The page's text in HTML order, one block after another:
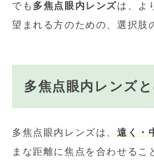
でも 多焦点眼内レンズは、よ
望まれる方のための、選択肢
多焦点眼内レンズと
多焦点眼内レンズは、 遠く・
まな距離に焦点を合わせるこ